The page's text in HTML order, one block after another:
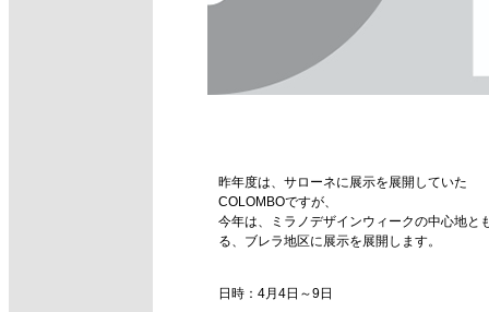
昨年度は、サローネに展示を展開していた
COLOMBOですが、
今年は、ミラノデザインウィークの中心地と
る、ブレラ地区に展示を展開します。
日時：4月4日～9日